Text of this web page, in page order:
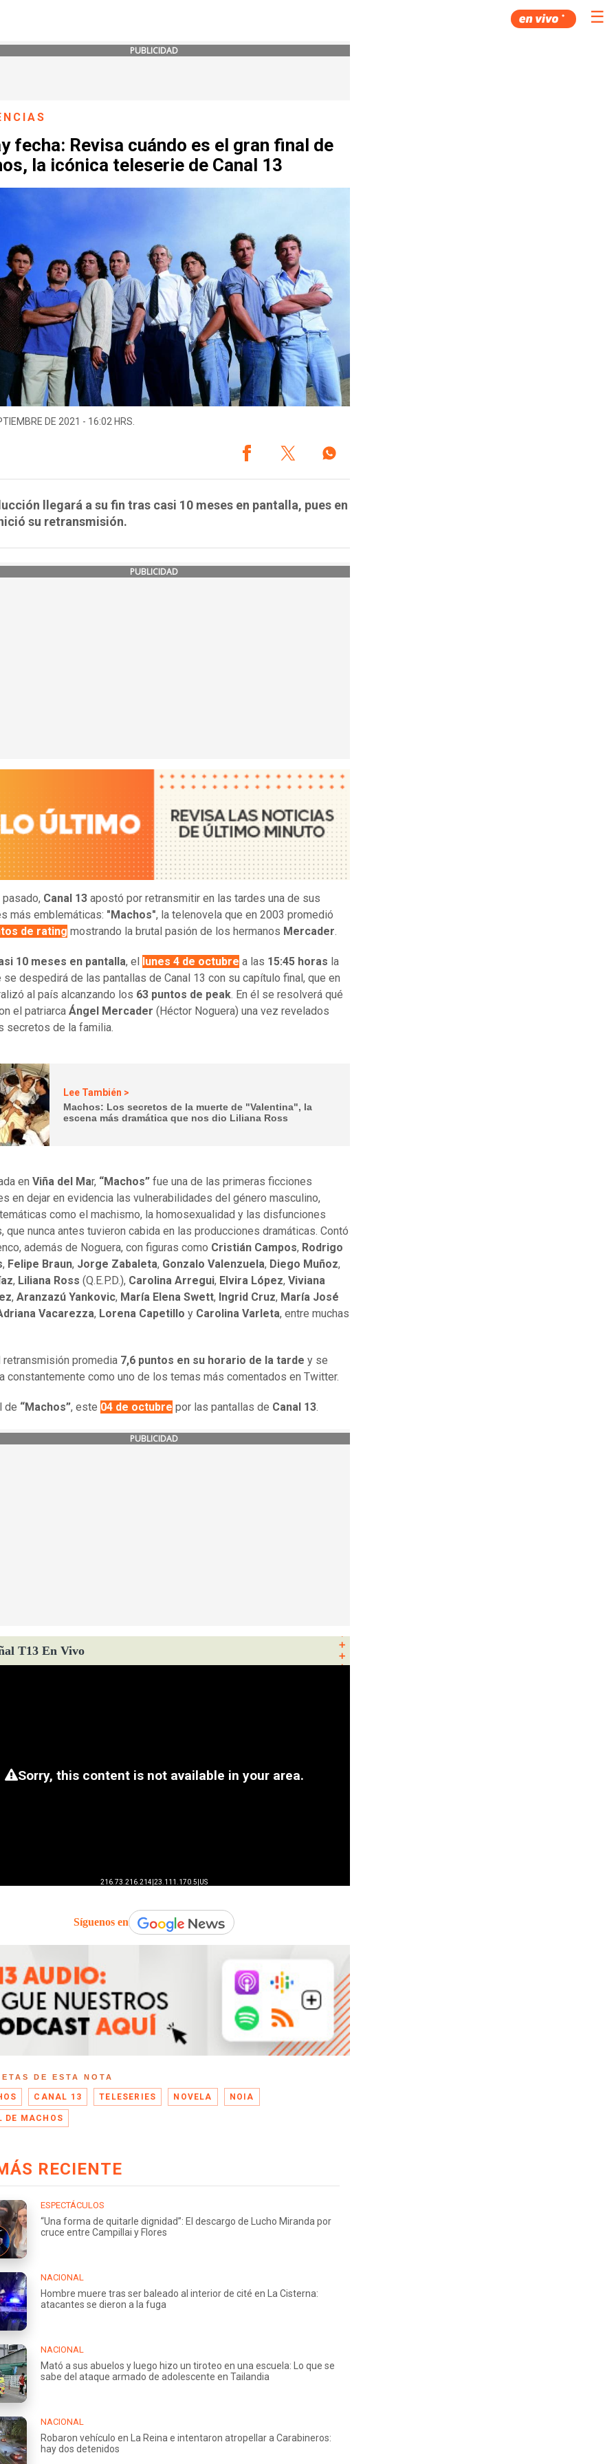
☰
PUBLICIDAD
fecha: Revisa cuándo es el gran final de
la icónica teleserie de Canal 13
DE 2021 - 16:02 HRS.
llegará a su fin tras casi 10 meses en pantalla, pues en
su retransmisión.
PUBLICIDAD
pasado, Canal 13 apostó por retransmitir en las tardes una de sus
más emblemáticas: "Machos", la telenovela que en 2003 promedió
de rating mostrando la brutal pasión de los hermanos Mercader.
10 meses en pantalla, el lunes 4 de octubre a las 15:45 horas la
despedirá de las pantallas de Canal 13 con su capítulo final, que en
al país alcanzando los 63 puntos de peak. En él se resolverá qué
el patriarca Ángel Mercader (Héctor Noguera) una vez revelados
secretos de la familia.
Lee También >
Machos: Los secretos de la muerte de "Valentina", la
escena más dramática que nos dio Liliana Ross
en Viña del Mar, “Machos” fue una de las primeras ficciones
en dejar en evidencia las vulnerabilidades del género masculino,
como el machismo, la homosexualidad y las disfunciones
que nunca antes tuvieron cabida en las producciones dramáticas. Contó
además de Noguera, con figuras como Cristián Campos, Rodrigo
, Felipe Braun, Jorge Zabaleta, Gonzalo Valenzuela, Diego Muñoz,
, Liliana Ross (Q.E.P.D.), Carolina Arregui, Elvira López, Viviana
, Aranzazú Yankovic, María Elena Swett, Ingrid Cruz, María José
Vacarezza, Lorena Capetillo y Carolina Varleta, entre muchas
retransmisión promedia 7,6 puntos en su horario de la tarde y se
constantemente como uno de los temas más comentados en Twitter.
de “Machos”, este 04 de octubre por las pantallas de Canal 13.
PUBLICIDAD
T13 En Vivo
Síguenos en
DE ESTA NOTA
CANAL 13 TELESERIES NOVELA NOIA
DE MACHOS
RECIENTE
ESPECTÁCULOS
“Una forma de quitarle dignidad”: El descargo de Lucho Miranda por
cruce entre Campillai y Flores
NACIONAL
Hombre muere tras ser baleado al interior de cité en La Cisterna:
atacantes se dieron a la fuga
NACIONAL
Mató a sus abuelos y luego hizo un tiroteo en una escuela: Lo que se
sabe del ataque armado de adolescente en Tailandia
NACIONAL
Robaron vehículo en La Reina e intentaron atropellar a Carabineros:
hay dos detenidos